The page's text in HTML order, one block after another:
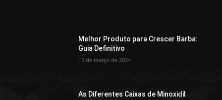
Melhor Produto para Crescer Barba:
Guia Definitivo
15 de março de 2024
As Diferentes Caixas de Minoxidil